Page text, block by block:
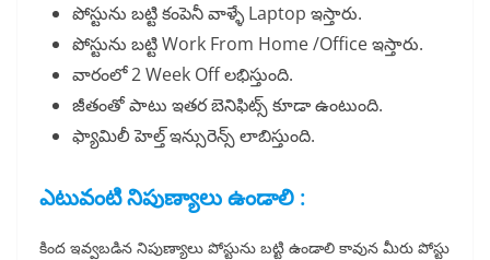
పోస్టును బట్టి కంపెనీ వాళ్ళే Laptop ఇస్తారు.
పోస్టును బట్టి Work From Home /Office ఇస్తారు.
వారంలో 2 Week Off లభిస్తుంది.
జీతంతో పాటు ఇతర బెనిఫిట్స్ కూడా ఉంటుంది.
ఫ్యామిలీ హెల్త్ ఇన్సురెన్స్ లాబిస్తుంది.
ఎటువంటి నిపుణ్యాలు ఉండాలి :
కింద ఇవ్వబడిన నిపుణ్యాలు పోస్టును బట్టి ఉండాలి కావున మీరు పోస్టు